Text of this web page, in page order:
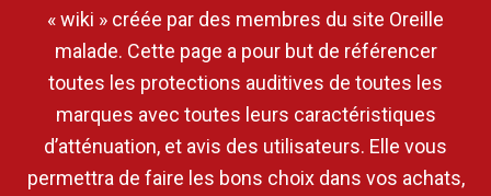
« wiki » créée par des membres du site Oreille
malade. Cette page a pour but de référencer
toutes les protections auditives de toutes les
marques avec toutes leurs caractéristiques
d’atténuation, et avis des utilisateurs. Elle vous
permettra de faire les bons choix dans vos achats,